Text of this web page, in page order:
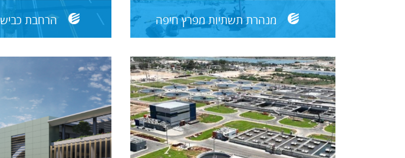
מנהרת תשתיות מפרץ חיפה הרחבת כביש 6 קסם- נצני עוז